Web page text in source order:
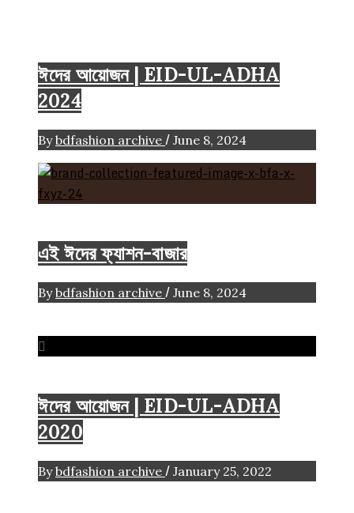
ঈদের আয়োজন | EID-UL-ADHA
2024
By bdfashion archive / June 8, 2024
এই ঈদের ফ্যাশন-বাজার
By bdfashion archive / June 8, 2024
ঈদের আয়োজন | EID-UL-ADHA
2020
By bdfashion archive / January 25, 2022